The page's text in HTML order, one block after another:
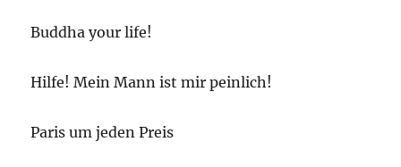
Buddha your life!
Hilfe! Mein Mann ist mir peinlich!
Paris um jeden Preis